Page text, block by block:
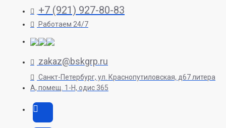
+7 (921) 927-80-83
Работаем 24/7
zakaz@bskgrp.ru
Санкт-Петербург, ул. Краснопутиловская, д67 литера
А, помещ. 1-H, одис 365